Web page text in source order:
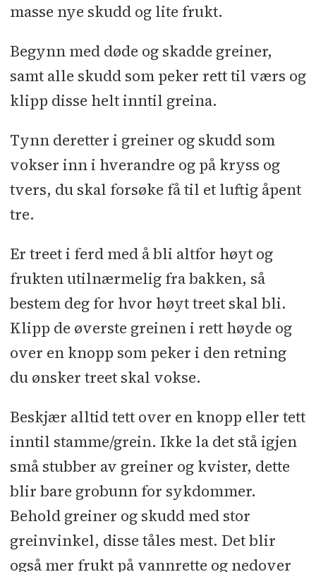
masse nye skudd og lite frukt.
Begynn med døde og skadde greiner,
samt alle skudd som peker rett til værs og
klipp disse helt inntil greina.
Tynn deretter i greiner og skudd som
vokser inn i hverandre og på kryss og
tvers, du skal forsøke få til et luftig åpent
tre.
Er treet i ferd med å bli altfor høyt og
frukten utilnærmelig fra bakken, så
bestem deg for hvor høyt treet skal bli.
Klipp de øverste greinen i rett høyde og
over en knopp som peker i den retning
du ønsker treet skal vokse.
Beskjær alltid tett over en knopp eller tett
inntil stamme/grein. Ikke la det stå igjen
små stubber av greiner og kvister, dette
blir bare grobunn for sykdommer.
Behold greiner og skudd med stor
greinvinkel, disse tåles mest. Det blir
også mer frukt på vannrette og nedover